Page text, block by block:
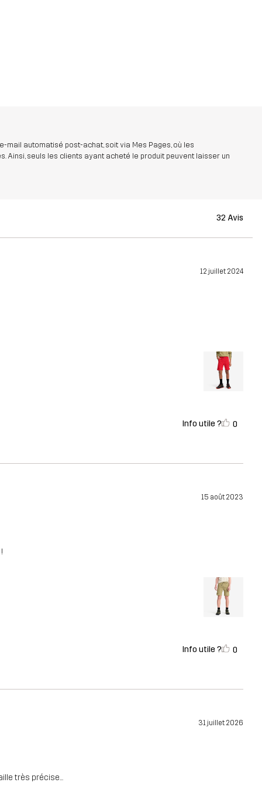
mail automatisé post-achat, soit via Mes Pages, où les
Ainsi, seuls les clients ayant acheté le produit peuvent laisser un
32 Avis
12 juillet 2024
Info utile ? 0
15 août 2023
Info utile ? 0
31 juillet 2026
très précise...